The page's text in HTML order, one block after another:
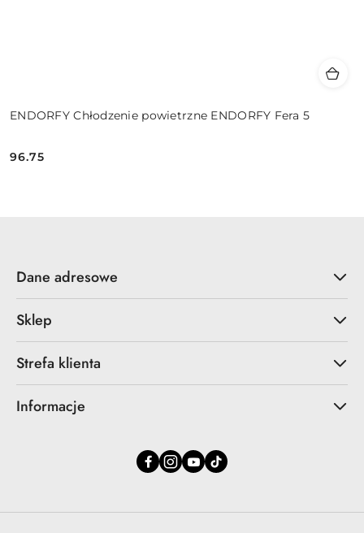
ENDORFY Chłodzenie powietrzne ENDORFY Fera 5
Cena:
96.75
Dane adresowe
Sklep
Strefa klienta
Informacje